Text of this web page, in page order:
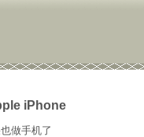
iPhone
做手机了